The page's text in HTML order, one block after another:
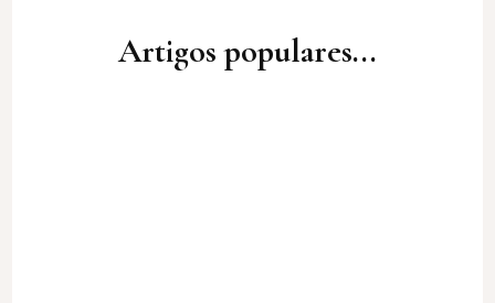
Artigos populares...